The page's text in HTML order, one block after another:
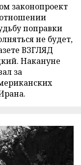
законопроект
поправки
не будет,
ВЗГЛЯД
Накануне
за